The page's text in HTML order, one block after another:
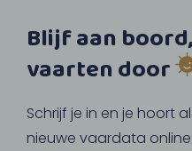
Blijf aan
vaarten door
Schrijf je in en je hoort
nieuwe vaardata